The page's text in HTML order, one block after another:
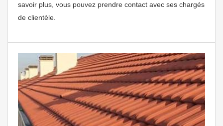
savoir plus, vous pouvez prendre contact avec ses chargés
de clientèle.